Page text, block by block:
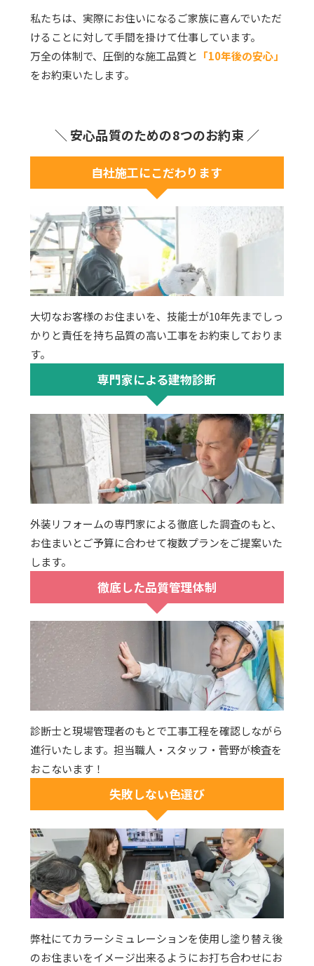
私たちは、実際にお住いになるご家族に喜んでいただ
けることに対して手間を掛けて仕事しています。
万全の体制で、圧倒的な施工品質と 「10年後の安心」
をお約束いたします。
＼ 安心品質のための8つのお約束 ／
自社施工にこだわります
大切なお客様のお住まいを、技能士が10年先までしっ
かりと責任を持ち品質の高い工事をお約束しておりま
す。
専門家による建物診断
外装リフォームの専門家による徹底した調査のもと、
お住まいとご予算に合わせて複数プランをご提案いた
します。
徹底した品質管理体制
診断士と現場管理者のもとで工事工程を確認しながら
進行いたします。担当職人・スタッフ・菅野が検査を
おこないます！
失敗しない色選び
弊社にてカラーシミュレーションを使用し塗り替え後
のお住まいをイメージ出来るようにお打ち合わせにお